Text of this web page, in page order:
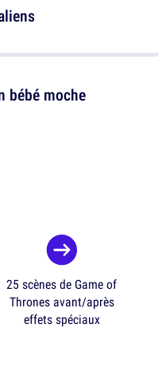
bébé moche
25 scènes de Game of
Thrones avant/après
effets spéciaux